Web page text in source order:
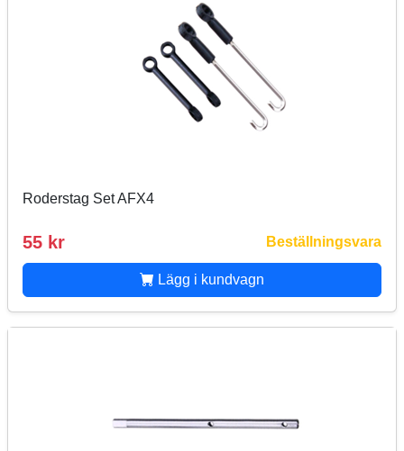
Roderstag Set AFX4
55 kr Beställningsvara
Lägg i kundvagn